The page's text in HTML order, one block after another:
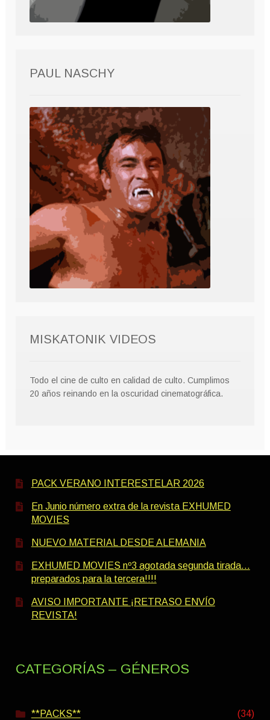
PAUL NASCHY
MISKATONIK VIDEOS
Todo el cine de culto en calidad de culto. Cumplimos
20 años reinando en la oscuridad cinematográfica.
PACK VERANO INTERESTELAR 2026
En Junio número extra de la revista EXHUMED
MOVIES
NUEVO MATERIAL DESDE ALEMANIA
EXHUMED MOVIES nº3 agotada segunda tirada…
preparados para la tercera!!!!
AVISO IMPORTANTE ¡RETRASO ENVÍO
REVISTA!
CATEGORÍAS – GÉNEROS
**PACKS** (34)